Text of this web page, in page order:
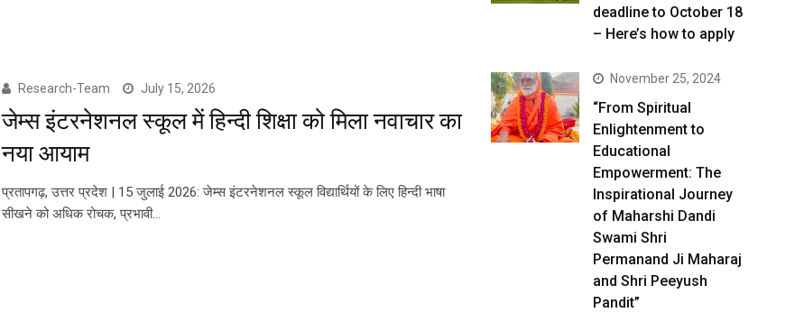
Research-Team July 15, 2026
जेम्स इंटरनेशनल स्कूल में हिन्दी शिक्षा को मिला नवाचार का
नया आयाम
प्रतापगढ़, उत्तर प्रदेश | 15 जुलाई 2026: जेम्स इंटरनेशनल स्कूल विद्यार्थियों के लिए हिन्दी भाषा
सीखने को अधिक रोचक, प्रभावी…
deadline to October 18
– Here’s how to apply
November 25, 2024
“From Spiritual
Enlightenment to
Educational
Empowerment: The
Inspirational Journey
of Maharshi Dandi
Swami Shri
Permanand Ji Maharaj
and Shri Peeyush
Pandit”